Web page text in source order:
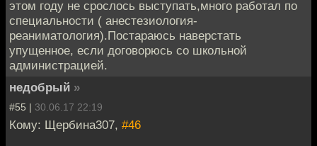
этом году не срослось выступать,много работал по
специальности ( анестезиология-
реаниматология).Постараюсь наверстать
упущенное, если договорюсь со школьной
администрацией.
недобрый »
#55 | 30.06.17 22:19
Кому: Щербина307, #46